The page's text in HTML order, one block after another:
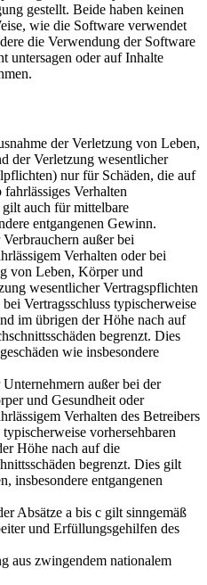
gestellt. Beide haben keinen
wie die Software verwendet
die Verwendung der Software
untersagen oder auf Inhalte
der Verletzung von Leben,
der Verletzung wesentlicher
nur für Schäden, die auf
Verhalten
auch für mittelbare
entgangenen Gewinn.
außer bei
Verhalten oder bei
von Leben, Körper und
wesentlicher Vertragspflichten
Vertragsschluss typischerweise
im übrigen der Höhe nach auf
begrenzt. Dies
wie insbesondere
außer bei der
und Gesundheit oder
Verhalten des Betreibers
vorhersehbaren
Höhe nach auf die
begrenzt. Dies gilt
insbesondere entgangenen
Absätze a bis c gilt sinngemäß
und Erfüllungsgehilfen des
aus zwingendem nationalem